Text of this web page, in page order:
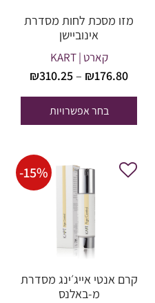
מזו מסכת לחות מסדרת
אינוביישן
קארט | KART
₪176.80
–
₪310.25
בחר אפשרויות
-15%
קרם אנטי אייג׳ינג מסדרת
מ-באלנס